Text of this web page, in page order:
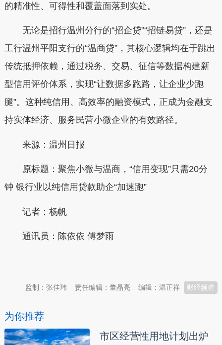
的精准性、可得性和覆盖面落到实处。
无论是招行温州分行的“招企贷”“招链易贷”，还是
工行温州平阳支行的“温商贷”，其核心逻辑均在于跳出
传统抵押依赖，通过税务、交易、征信等数据构建新
型信用评价体系，实现“让数据多跑路，让企业少跑
腿”。这种纯信用、高效率的融资模式，正成为金融支
持实体经济、服务民营小微企业的有效路径。
来源：温州日报
原标题：聚焦小微与温商，“信用变现”只需20分
钟 银行业以纯信用贷款助企“加速跑”
记者：杨帆
通讯员：陈依依 傅梦雨
财经频道
编辑：温正祥
责任编辑：董晶亮
监制：张佳玮
为你推荐
市区经营性用地计划出炉